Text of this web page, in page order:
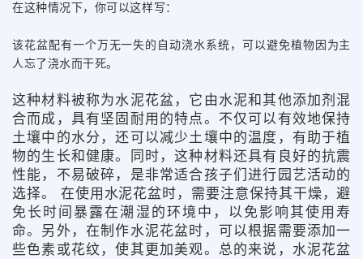
在这种情况下，你可以这样写：
该花盆配有一个万无一失的自动浇水系统，可以避免植物因为主
人忘了浇水而干死。
这种材料被称为水泥花盆，它由水泥和其他添加剂混
合而成，具有坚固耐用的特点。不仅可以有效地保持
土壤中的水分，还可以减少土壤中的温度，有助于植
物的生长和健康。同时，这种材料还具有良好的抗震
性能，不易破碎，是非常适合孩子们进行园艺活动的
选择。 在使用水泥花盆时，需要注意保持其干燥，避
免长时间暴露在潮湿的环境中，以免影响其使用寿
命。另外，在制作水泥花盆时，可以根据需要添加一
些色素或花纹，使其更加美观。总的来说，水泥花盆